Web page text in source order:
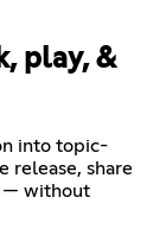
play, &
into topic-
release, share
— without